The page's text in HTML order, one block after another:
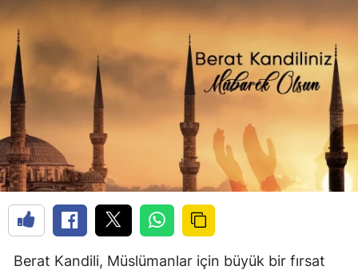
Berat Kandili, Müslümanlar için büyük bir fırsat